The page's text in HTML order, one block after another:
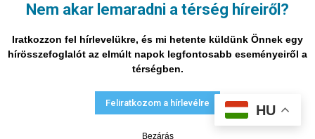
Nem akar lemaradni a térség híreiről?
Iratkozzon fel hírlevelükre, és mi hetente küldünk Önnek egy
hírösszefoglalót az elmúlt napok legfontosabb eseményeiről a
térségben.
Feliratkozom a hírlevélre
Bezárás
Kiskőrösön – útburkolati jeleket festenek és...
2026-08-05
Adatvédelmi nyilatkozat Médiaajánlat Impresszum
HU